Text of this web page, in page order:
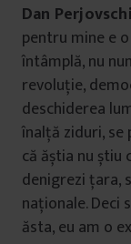
Dan Perjovschi
pentru mine e
întâmplă, nu
revoluție,
deschiderea
înalță ziduri, se
că ăștia nu știu
denigrezi țara,
naționale. Deci
ăsta, eu am o